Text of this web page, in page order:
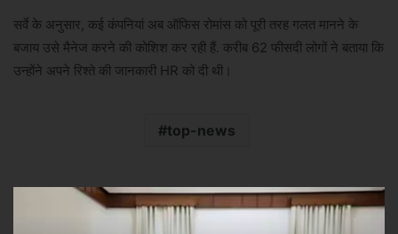
सर्वे के अनुसार, कई कंपनियां अब ऑफिस रोमांस को पूरी तरह गलत मानने के
बजाय उसे मैनेज करने की कोशिश कर रही हैं. करीब 62 फीसदी लोगों ने बताया कि
उन्होंने अपने रिश्ते की जानकारी HR को दी थी।
top-news